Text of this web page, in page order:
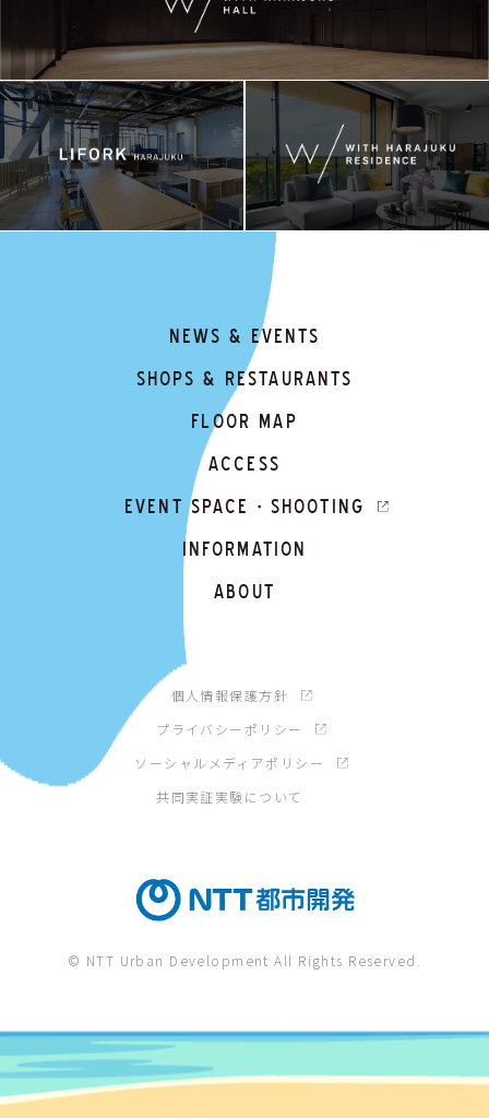
NEWS & EVENTS
SHOPS & RESTAURANTS
FLOOR MAP
ACCESS
EVENT SPACE・SHOOTING
INFORMATION
ABOUT
個人情報保護方針
プライバシーポリシー
ソーシャルメディアポリシー
共同実証実験について
© NTT Urban Development All Rights Reserved.